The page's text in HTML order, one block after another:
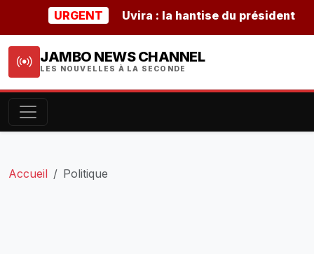
URGENT Uvira : la hantise du président
JAMBO NEWS CHANNEL
LES NOUVELLES À LA SECONDE
Accueil Politique